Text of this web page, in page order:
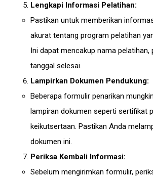
Lengkapi Informasi Pelatihan:
Pastikan untuk memberikan
akurat tentang program pelatihan
Ini dapat mencakup nama pelatihan,
tanggal selesai.
Lampirkan Dokumen Pendukung:
Beberapa formulir penarikan
lampiran dokumen seperti sertifikat
keikutsertaan. Pastikan Anda
dokumen ini.
Periksa Kembali Informasi:
Sebelum mengirimkan formulir,